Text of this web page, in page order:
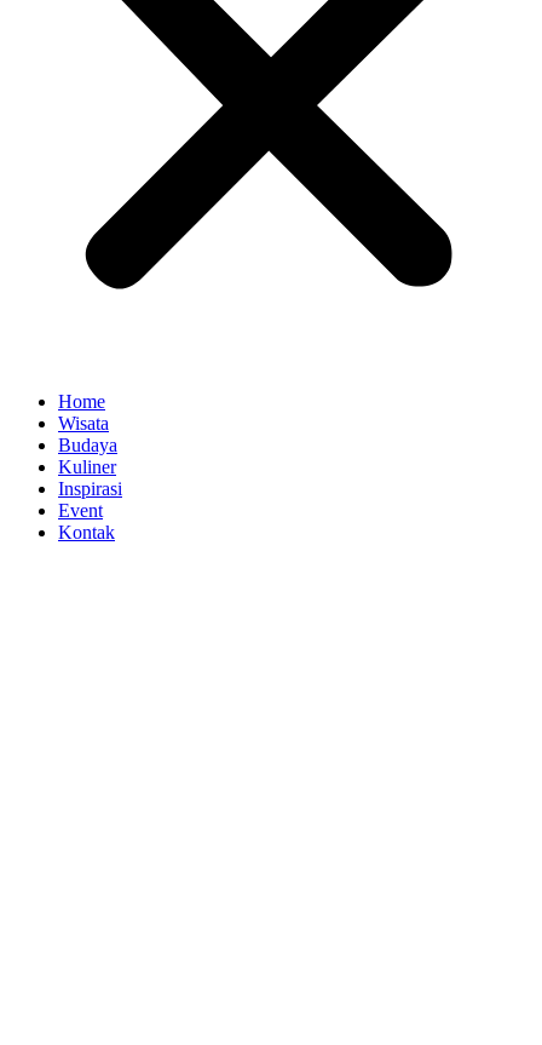
Home
Wisata
Budaya
Kuliner
Inspirasi
Event
Kontak